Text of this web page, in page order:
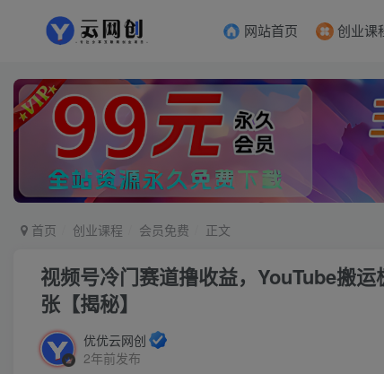
网站首页 创业课
首页 创业课程 会员免费 正文
视频号冷门赛道撸收益，YouTube搬
张【揭秘】
优优云网创
2年前发布